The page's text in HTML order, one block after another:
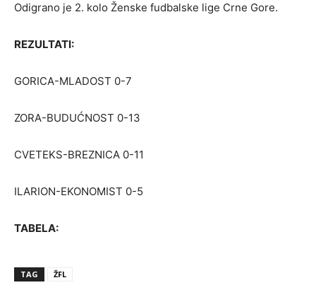
Odigrano je 2. kolo Ženske fudbalske lige Crne Gore.
REZULTATI:
GORICA-MLADOST 0-7
ZORA-BUDUĆNOST 0-13
CVETEKS-BREZNICA 0-11
ILARION-EKONOMIST 0-5
TABELA:
TAG ŽFL